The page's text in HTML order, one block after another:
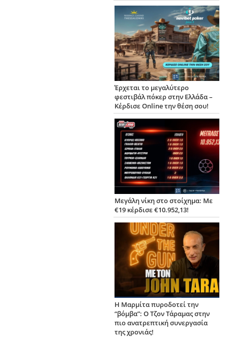
Έρχεται το μεγαλύτερο
φεστιβάλ πόκερ στην Ελλάδα –
Κέρδισε Online την θέση σου!
Μεγάλη νίκη στο στοίχημα: Με
€19 κέρδισε €10.952,13!
Η Μαρμίτα πυροδοτεί την
“βόμβα”: Ο Τζον Τάραμας στην
πιο ανατρεπτική συνεργασία
της χρονιάς!